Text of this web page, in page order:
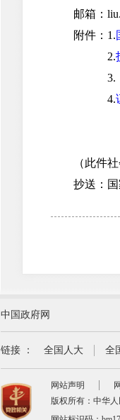
邮箱：
附件：1.
2.
3.
4.
（此件社
抄送：国家
外交部
国家民族事务委
司法部
自然资源部
交通运输部
中国政府网
链接 ： 全国人大 全
网站声明
版权所有：中华